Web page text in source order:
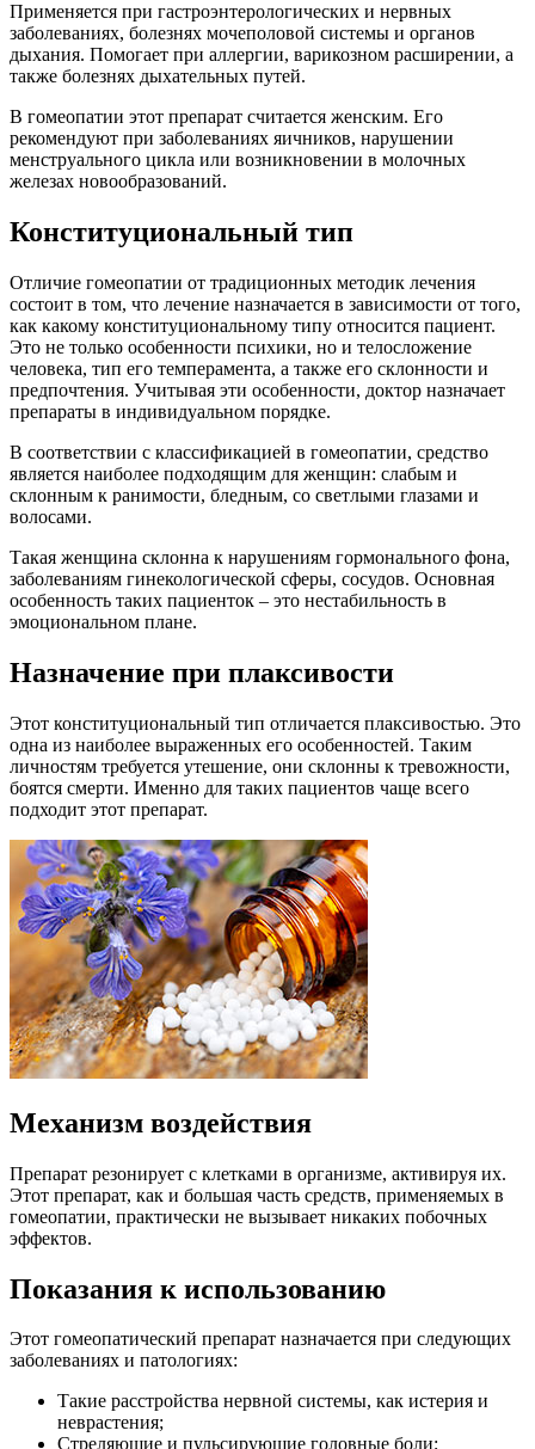
Применяется при гастроэнтерологических и нервных
заболеваниях, болезнях мочеполовой системы и органов
дыхания. Помогает при аллергии, варикозном расширении, а
также болезнях дыхательных путей.
В гомеопатии этот препарат считается женским. Его
рекомендуют при заболеваниях яичников, нарушении
менструального цикла или возникновении в молочных
железах новообразований.
Конституциональный тип
Отличие гомеопатии от традиционных методик лечения
состоит в том, что лечение назначается в зависимости от того,
как какому конституциональному типу относится пациент.
Это не только особенности психики, но и телосложение
человека, тип его темперамента, а также его склонности и
предпочтения. Учитывая эти особенности, доктор назначает
препараты в индивидуальном порядке.
В соответствии с классификацией в гомеопатии, средство
является наиболее подходящим для женщин: слабым и
склонным к ранимости, бледным, со светлыми глазами и
волосами.
Такая женщина склонна к нарушениям гормонального фона,
заболеваниям гинекологической сферы, сосудов. Основная
особенность таких пациенток – это нестабильность в
эмоциональном плане.
Назначение при плаксивости
Этот конституциональный тип отличается плаксивостью. Это
одна из наиболее выраженных его особенностей. Таким
личностям требуется утешение, они склонны к тревожности,
боятся смерти. Именно для таких пациентов чаще всего
подходит этот препарат.
Механизм воздействия
Препарат резонирует с клетками в организме, активируя их.
Этот препарат, как и большая часть средств, применяемых в
гомеопатии, практически не вызывает никаких побочных
эффектов.
Показания к использованию
Этот гомеопатический препарат назначается при следующих
заболеваниях и патологиях:
Такие расстройства нервной системы, как истерия и
неврастения;
Стреляющие и пульсирующие головные боли;